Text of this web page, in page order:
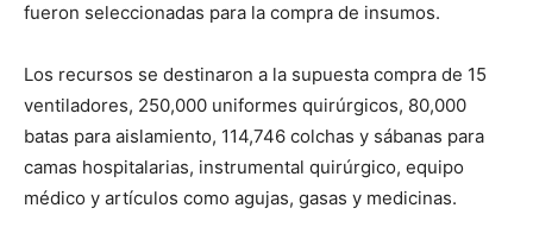
fueron seleccionadas para la compra de insumos.
Los recursos se destinaron a la supuesta compra de 15
ventiladores, 250,000 uniformes quirúrgicos, 80,000
batas para aislamiento, 114,746 colchas y sábanas para
camas hospitalarias, instrumental quirúrgico, equipo
médico y artículos como agujas, gasas y medicinas.